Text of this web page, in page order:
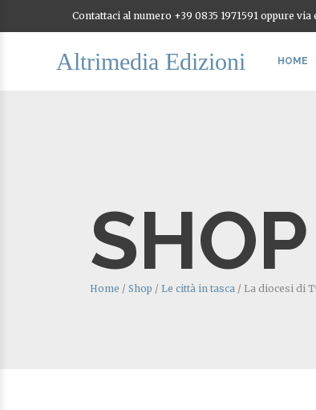
Contattaci al numero +39 0835 1971591 oppure
Altrimedia Edizioni HOME
SHOP
Home / Shop / Le città in tasca/ La diocesi di